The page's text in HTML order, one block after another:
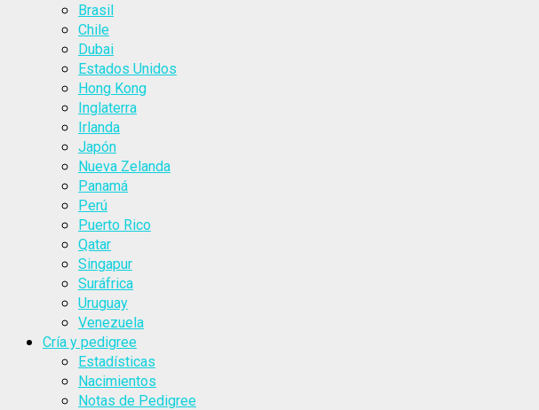
Brasil
Chile
Dubai
Estados Unidos
Hong Kong
Inglaterra
Irlanda
Japón
Nueva Zelanda
Panamá
Perú
Puerto Rico
Qatar
Singapur
Suráfrica
Uruguay
Venezuela
Cría y pedigree
Estadísticas
Nacimientos
Notas de Pedigree